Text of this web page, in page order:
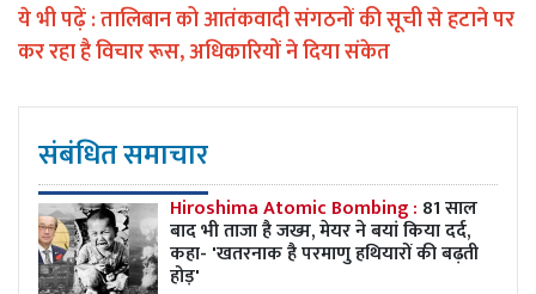
ये भी पढ़ें :तालिबान को आतंकवादी संगठनों की सूची से हटाने पर
कर रहा है विचार रूस, अधिकारियों ने दिया संकेत
संबंधित समाचार
Hiroshima Atomic Bombing : 81 साल
बाद भी ताजा है जख्म, मेयर ने बयां किया दर्द,
कहा- 'खतरनाक है परमाणु हथियारों की बढ़ती
होड़'